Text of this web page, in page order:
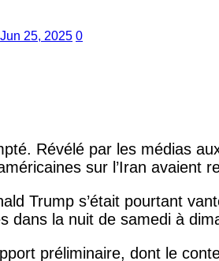
Jun 25, 2025 0
Révélé par les médias
sur l’Iran avaient
Trump s’était pourtant
dans la nuit de samedi à
préliminaire, dont le